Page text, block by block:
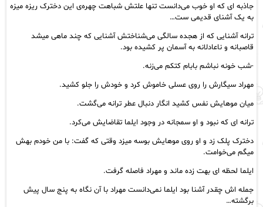
جاذبه ای که او خوب می‌دانست تنها علتش شباهت چهره‌ی این دخترک ریزه میزه
به یک آشنای قدیمی ست…
ترانه آشنایی که از هجده سالگی می‌شناختش آشنایی که چند ماهی میشد
قاصبانه و ناعادلانه به آسمان پر کشیده بود.
-شب خونه نباشم بابام کتکم می‌زنه.
مهراد سیگارش را روی عسلی خاموش کرد و خودش را جلو کشید.
میان موهایش نفس کشید انگار دنبال عطر ترانه می‌گشت.
ترانه ای که نبود و او سمجانه در وجود ایلما تقاضایش می‌کرد.
دخترک پلک زد و او روی موهایش بوسه میزد وقتی که گفت: با من خودم بهش
میگم می‌خوامت.
ايلما لحظه ای بهت زده ماند و مهراد فاصله گرفت.
جمله اش چقدر آشنا بود ایلما نمی‌دانست مهراد با آن نگاه به پنج سال پیش
برگشته…